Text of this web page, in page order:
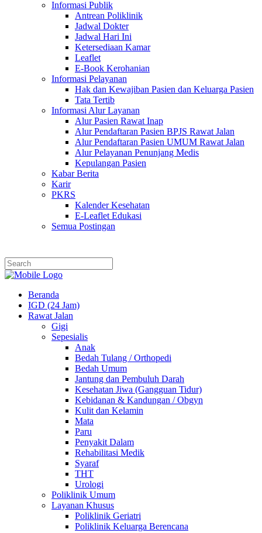
Informasi Publik
Antrean Poliklinik
Jadwal Dokter
Jadwal Hari Ini
Ketersediaan Kamar
Leaflet
E-Book Kerohanian
Informasi Pelayanan
Hak dan Kewajiban Pasien dan Keluarga Pasien
Tata Tertib
Informasi Alur Layanan
Alur Pasien Rawat Inap
Alur Pendaftaran Pasien BPJS Rawat Jalan
Alur Pendaftaran Pasien UMUM Rawat Jalan
Alur Pelayanan Penunjang Medis
Kepulangan Pasien
Kabar Berita
Karir
PKRS
Kalender Kesehatan
E-Leaflet Edukasi
Semua Postingan
Beranda
IGD (24 Jam)
Rawat Jalan
Gigi
Sepesialis
Anak
Bedah Tulang / Orthopedi
Bedah Umum
Jantung dan Pembuluh Darah
Kesehatan Jiwa (Gangguan Tidur)
Kebidanan & Kandungan / Obgyn
Kulit dan Kelamin
Mata
Paru
Penyakit Dalam
Rehabilitasi Medik
Syaraf
THT
Urologi
Poliklinik Umum
Layanan Khusus
Poliklinik Geriatri
Poliklinik Keluarga Berencana